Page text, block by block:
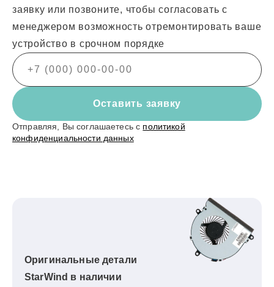
заявку или позвоните, чтобы согласовать с
менеджером возможность отремонтировать ваше
устройство в срочном порядке
Оставить заявку
Отправляя, Вы соглашаетесь с политикой
конфиденциальности данных
Оригинальные детали
StarWind в наличии